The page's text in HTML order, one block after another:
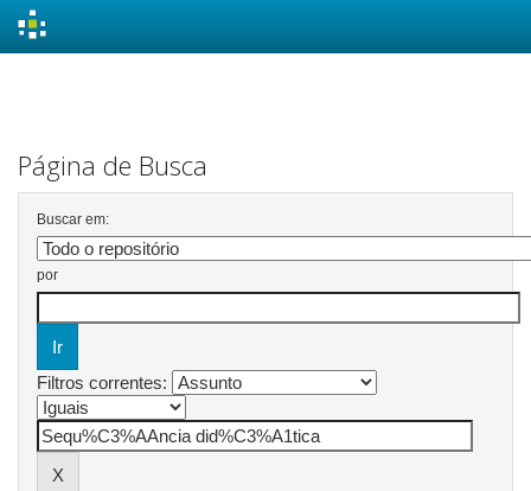
Página de Busca
Buscar em:
por
Filtros correntes: